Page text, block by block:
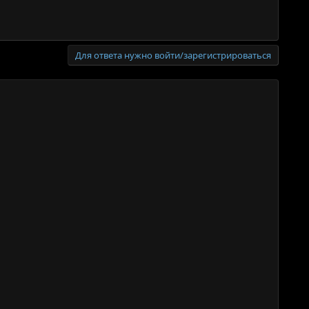
Для ответа нужно войти/зарегистрироваться